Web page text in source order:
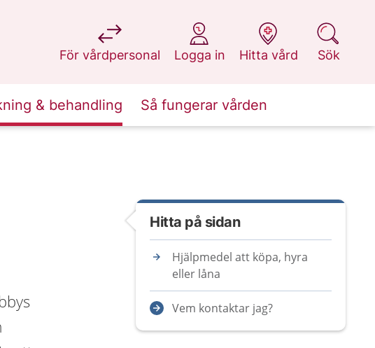
För vårdpersonal
på 1177.se
Logga in
på 1177.se
Hitta vård
på 1177.se
Sök
på 1177.se
& behandling Så fungerar vården
Hitta på sidan
Hjälpmedel att köpa, hyra
eller låna
Vem kontaktar jag?